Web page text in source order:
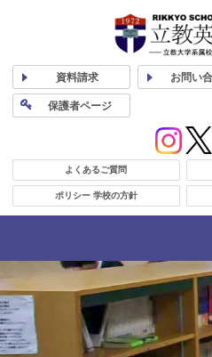
資料請求 お問い
保護者ページ
よくあるご質問
ポリシー 学校の方針